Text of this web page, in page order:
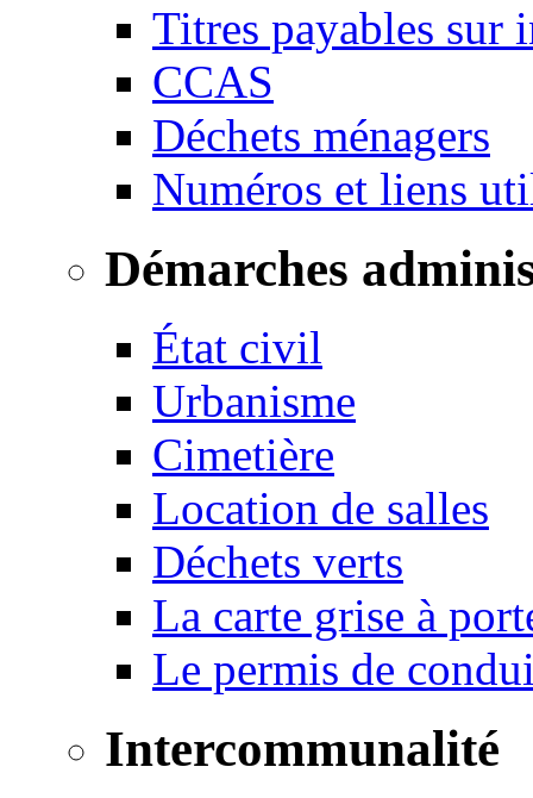
Titres payables sur
CCAS
Déchets ménagers
Numéros et liens
Démarches
État civil
Urbanisme
Cimetière
Location de salles
Déchets verts
La carte grise à
Le permis de
Intercommunalité